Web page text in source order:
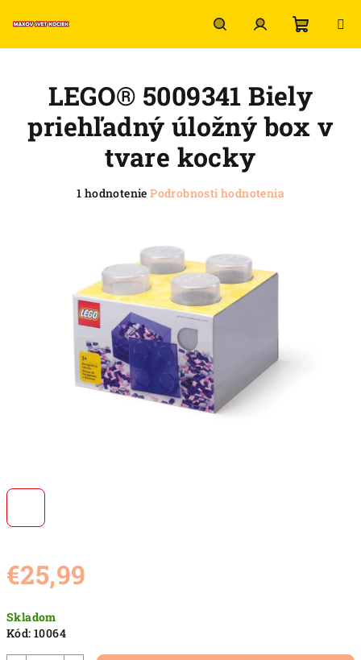
na
HľadaťPrihlásenie
košík
€25,99
cena:
Skladom
Kód: 10064
LEGO® 5009341 Biely
priehľadný úložný box v
tvare kocky
Priemerné
5
hviezdičiek.
1 hodnotenie Podrobnosti hodnotenia